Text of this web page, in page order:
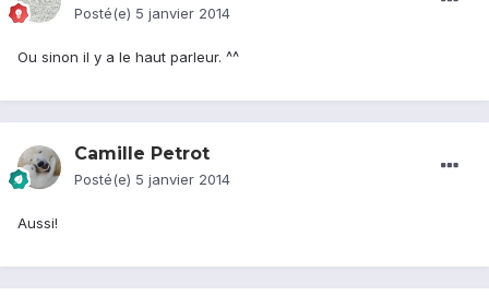
Posté(e) 5 janvier 2014
Ou sinon il y a le haut parleur. ^^
Camille Petrot
Posté(e) 5 janvier 2014
Aussi!